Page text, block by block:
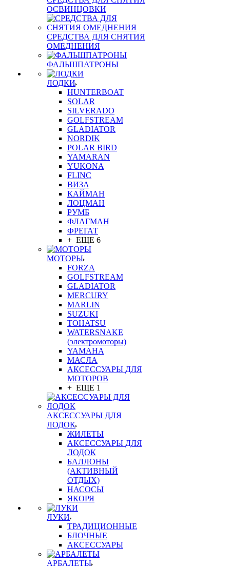
ОСВИНЦОВКИ
СРЕДСТВА ДЛЯ СНЯТИЯ
ОМЕДНЕНИЯ
ФАЛЬШПАТРОНЫ
ЛОДКИ
HUNTERBOAT
SOLAR
SILVERADO
GOLFSTREAM
GLADIATOR
NORDIK
POLAR BIRD
YAMARAN
YUKONA
FLINC
ВИЗА
КАЙМАН
ЛОЦМАН
РУМБ
ФЛАГМАН
ФРЕГАТ
+ ЕЩЕ 6
МОТОРЫ
FORZA
GOLFSTREAM
GLADIATOR
MERCURY
MARLIN
SUZUKI
TOHATSU
WATERSNAKE
(электромоторы)
YAMAHA
МАСЛА
АКСЕССУАРЫ ДЛЯ
МОТОРОВ
+ ЕЩЕ 1
АКСЕССУАРЫ ДЛЯ
ЛОДОК
ЖИЛЕТЫ
АКСЕССУАРЫ ДЛЯ
ЛОДОК
БАЛЛОНЫ
(АКТИВНЫЙ
ОТДЫХ)
НАСОСЫ
ЯКОРЯ
ЛУКИ
ТРАДИЦИОННЫЕ
БЛОЧНЫЕ
АКСЕССУАРЫ
АРБАЛЕТЫ